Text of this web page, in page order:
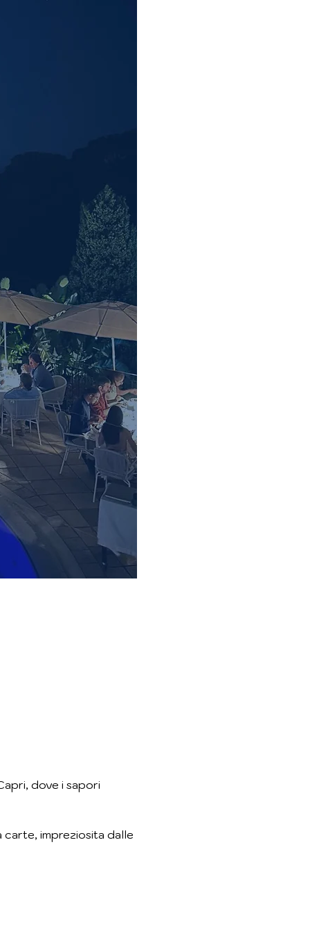
dove i sapori
carte, impreziosita dalle